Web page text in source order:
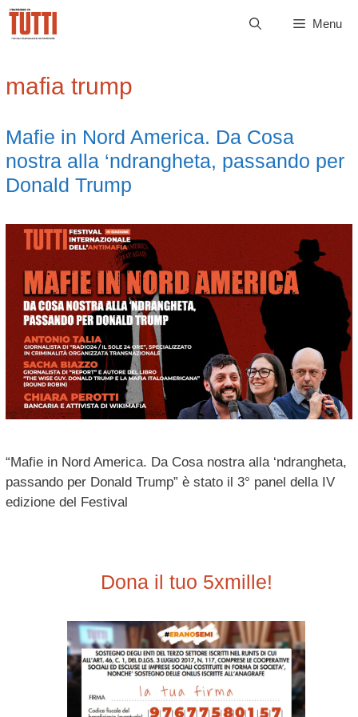
Vai
Menu
mafia trump
Mafie in Nord America. Da Cosa
nostra alla ‘ndrangheta, passando per
Donald Trump
“Mafie in Nord America. Da Cosa nostra alla ‘ndrangheta,
passando per Donald Trump” è stato il 3° panel della IV
edizione del Festival
Dona il tuo 5xmille!